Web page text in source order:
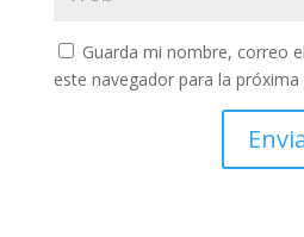
Guarda mi nombre, correo
este navegador para la